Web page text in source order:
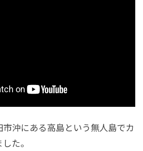
沖にある高島という無人島でカ
た。